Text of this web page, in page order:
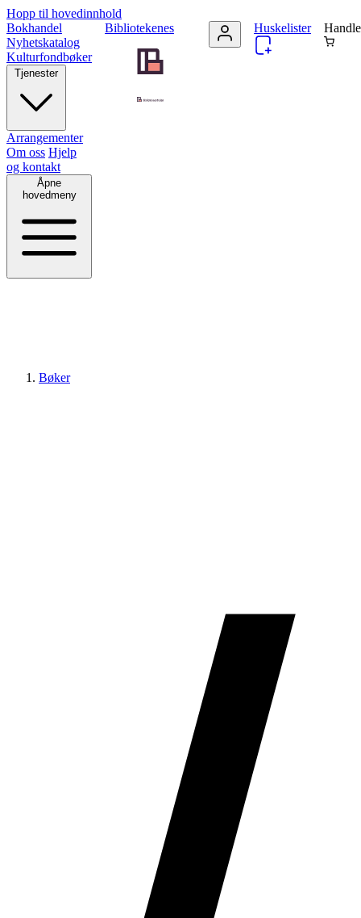
Hopp til hovedinnhold
Bibliotekenes
Bokhandel
Nyhetskatalog
Kulturfondbøker
Tjenester
Arrangementer
Om oss Hjelp
og kontakt
Åpne
hovedmeny
Huskelister
Bøker